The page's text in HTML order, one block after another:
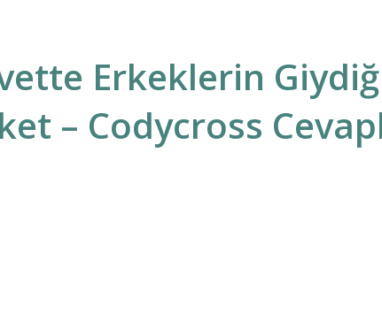
Erkeklerin
– Codycross